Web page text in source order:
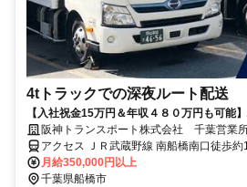
4tトラックでの深夜ルート配送
【入社祝金15万円＆年収４８０万円も可能
なめ◎準中型・中型免許が活かせる！ストレ
のルート配送◆希望者は日勤も可能！
阪神トランスポート株式会社 千葉営業
アクセス ＪＲ武蔵野線 南船橋南口徒歩
口徒歩約18分、京成本線 大神宮下徒歩約
月給350,000円以上
千葉県船橋市